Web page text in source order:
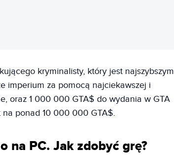
kryminalisty, który jest najszybszym
imperium za pomocą najciekawszej i
oraz 1 000 000 GTA$ do wydania w GTA
ponad 10 000 000 GTA$.
na PC. Jak zdobyć grę?